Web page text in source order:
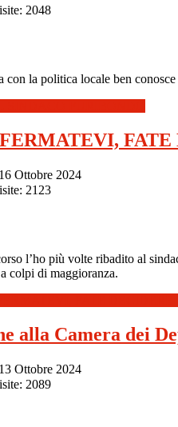
2048
la politica locale ben
Ottobre 2024
2123
l’ho più volte ribadito al
colpi di maggioranza.
alla Camera dei
Ottobre 2024
2089